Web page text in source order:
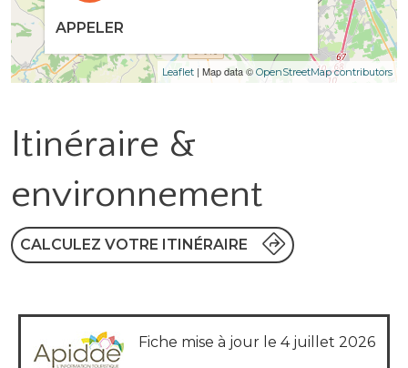
Leaflet | Map data © OpenStreetMap contributors
APPELER
Itinéraire &
environnement
CALCULEZ VOTRE ITINÉRAIRE
Fiche mise à jour le 4 juillet 2026